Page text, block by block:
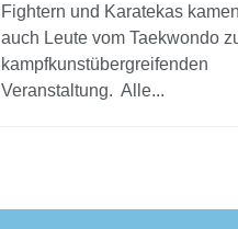
Fightern und Karatekas
auch Leute vom Taekwondo
kampfkunstübergreifenden
Veranstaltung. Alle...